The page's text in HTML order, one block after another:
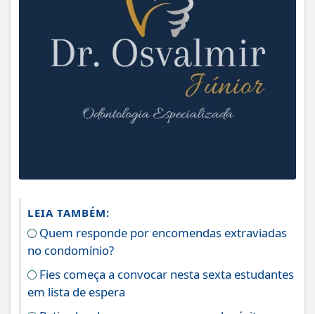
LEIA TAMBÉM:
Quem responde por encomendas extraviadas
no condomínio?
Fies começa a convocar nesta sexta estudantes
em lista de espera